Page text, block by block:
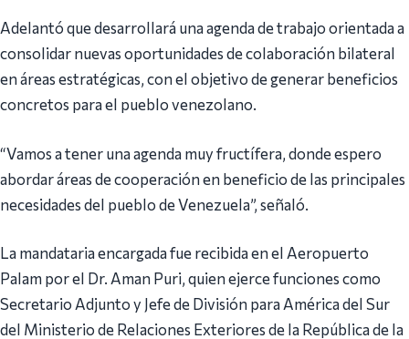
Adelantó que desarrollará una agenda de trabajo orientada a
consolidar nuevas oportunidades de colaboración bilateral
en áreas estratégicas, con el objetivo de generar beneficios
concretos para el pueblo venezolano.
“Vamos a tener una agenda muy fructífera, donde espero
abordar áreas de cooperación en beneficio de las principales
necesidades del pueblo de Venezuela”, señaló.
La mandataria encargada fue recibida en el Aeropuerto
Palam por el Dr. Aman Puri, quien ejerce funciones como
Secretario Adjunto y Jefe de División para América del Sur
del Ministerio de Relaciones Exteriores de la República de la